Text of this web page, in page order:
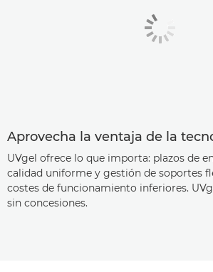
Aprovecha la ventaja de la
UVgel ofrece lo que importa: plazos de
calidad uniforme y gestión de soportes
costes de funcionamiento inferiores.
sin concesiones.